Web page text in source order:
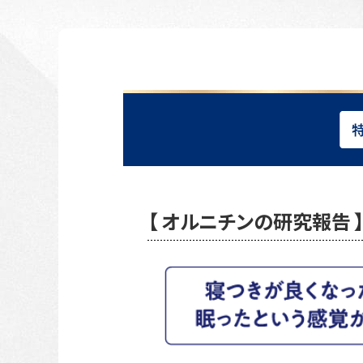
【 オルニチンの研究報告